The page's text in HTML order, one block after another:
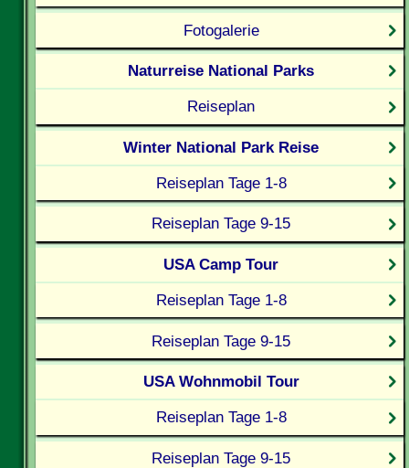
Fotogalerie
Naturreise National Parks
Reiseplan
Winter National Park Reise
Reiseplan Tage 1-8
Reiseplan Tage 9-15
USA Camp Tour
Reiseplan Tage 1-8
Reiseplan Tage 9-15
USA Wohnmobil Tour
Reiseplan Tage 1-8
Reiseplan Tage 9-15